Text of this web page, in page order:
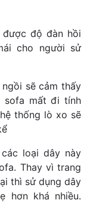
độ đàn hồi
cho người sử
sẽ cảm thấy
sofa mất đi tính
thống lò xo sẽ
loại dây này
Thay vì trang
thì sử dụng dây
hơn khá nhiều.